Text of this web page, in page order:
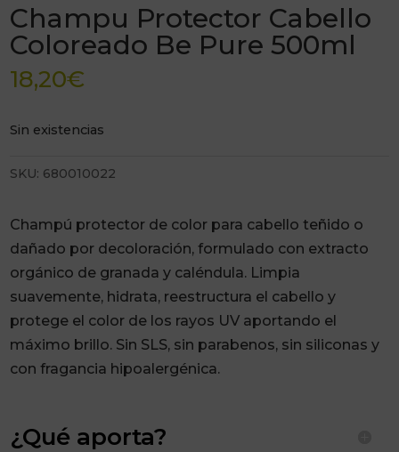
Champu Protector Cabello
Coloreado Be Pure 500ml
18,20€
Sin existencias
SKU: 680010022
Champú protector de color para cabello teñido o
dañado por decoloración, formulado con extracto
orgánico de granada y caléndula. Limpia
suavemente, hidrata, reestructura el cabello y
protege el color de los rayos UV aportando el
máximo brillo. Sin SLS, sin parabenos, sin siliconas y
con fragancia hipoalergénica.
¿Qué aporta?